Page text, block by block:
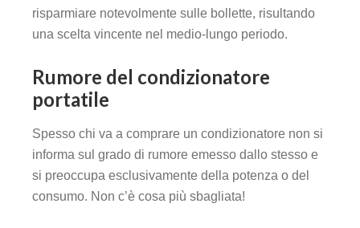
risparmiare notevolmente sulle bollette, risultando
una scelta vincente nel medio-lungo periodo.
Rumore del condizionatore
portatile
Spesso chi va a comprare un condizionatore non si
informa sul grado di rumore emesso dallo stesso e
si preoccupa esclusivamente della potenza o del
consumo. Non c’è cosa più sbagliata!